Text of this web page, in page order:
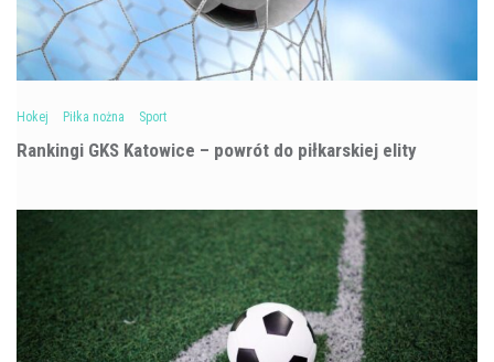
Hokej Piłka nożna Sport
Rankingi GKS Katowice – powrót do piłkarskiej elity